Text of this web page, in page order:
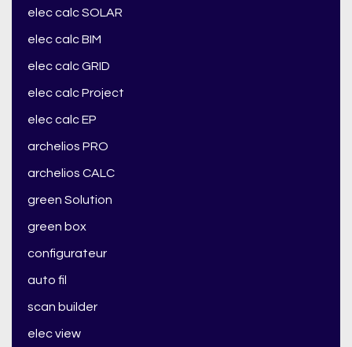
elec calc SOLAR
elec calc BIM
elec calc GRID
elec calc Project
elec calc EP
archelios PRO
archelios CALC
green Solution
green box
configurateur
auto fil
scan builder
elec view